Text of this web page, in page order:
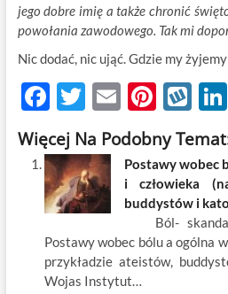
jego dobre imię a także chronić
powołania zawodowego. Tak mi
Nic dodać, nic ująć. Gdzie my żyjemy
F
ac
e
b
o
o
k
T
w
itt
er
E
m
ail
Pi
nt
er
es
t
W
k
o
p
Więcej Na Podobny
Postawy wobec
i człowieka
buddystów i
Ból- skandal
Postawy wobec bólu a ogólna
przykładzie ateistów,
Wojas Instytut…